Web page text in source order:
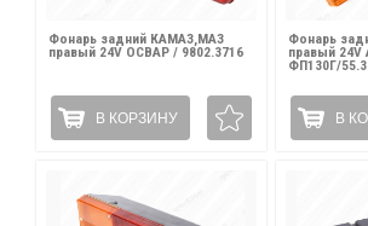
Фонарь задний КАМАЗ,МАЗ
правый 24V ОСВАР / 9802.3716
В КОРЗИНУ
Фонарь
правый 24V
ФП130Г/
В